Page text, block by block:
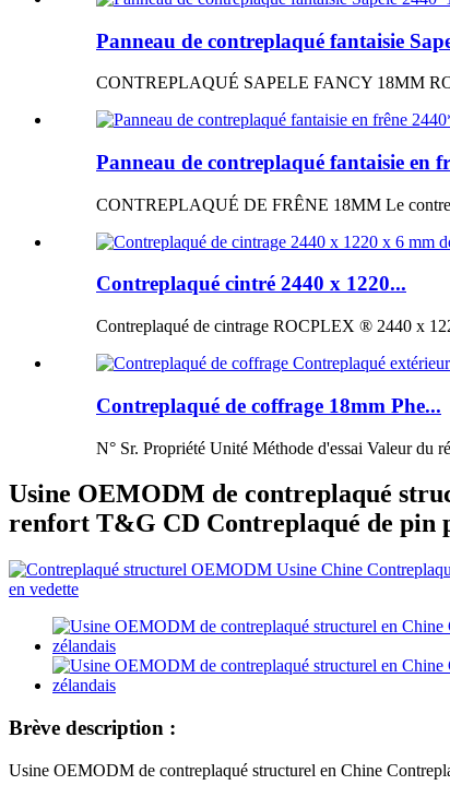
Panneau de contreplaqué fantaisie
CONTREPLAQUÉ SAPELE FANCY 18MM
Panneau de contreplaqué fantaisie en
CONTREPLAQUÉ DE FRÊNE 18MM Le
Contreplaqué cintré 2440 x 1220...
Contreplaqué de cintrage ROCPLEX ® 2440 x
Contreplaqué de coffrage 18mm Phe...
N° Sr. Propriété Unité Méthode d'essai Valeur du
Usine OEMODM de contreplaqué
renfort T&G CD Contreplaqué de pin
Brève description :
Usine OEMODM de contreplaqué structurel en Chine